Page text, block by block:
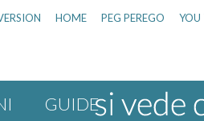
HOME PEG PEREGO YOU
GUIDE